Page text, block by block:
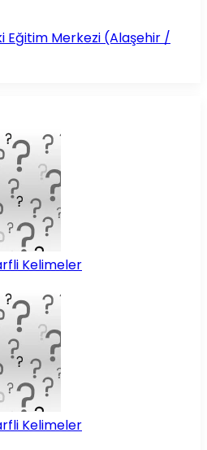
Eğitim Merkezi (Alaşehir /
Kelimeler
Kelimeler